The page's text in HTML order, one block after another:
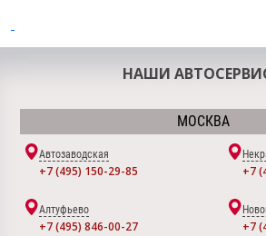
НАШИ
МОСКВА
Автозаводская
+7 (495) 150-29-85 +7
Алтуфьево
+7 (495) 846-00-27 +7